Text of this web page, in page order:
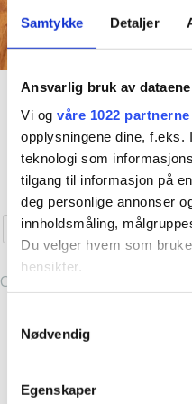
Samtykke Detaljer
Ansvarlig bruk av
Vi og våre 1022 partnerne
opplysningene dine, f.eks.
teknologi som
tilgang til informasjon på
deg personlige annonser
innholdsmåling,
Du velger hvem som
hensikter.
Innhente
Identifisere
Nødvendig
Egenskaper
valgte å ta inn klesmerker
handlet i storbyene.
oss selv i allefall
vintageinspirert klesbutikk
Resten er historie og i
med fine vikarer og
kundene?
5 år er gått,
vil by på! Takk til dere alle,
50-talls klær
Fishnet Tights
kr229,00
Kjøp nå!
Dette
produktet
har
flere
Curve S/M M/L
Clear